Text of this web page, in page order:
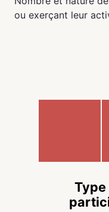
ou exerçant leur